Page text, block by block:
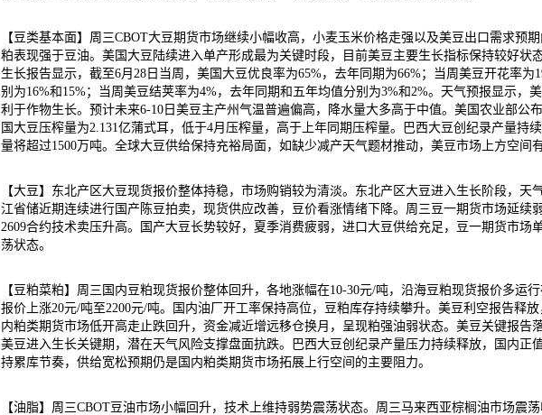
【豆类基本面】周三CBOT大豆期货市场继续小幅收高，小麦玉米价格走强以及美豆出口需求预
粕表现强于豆油。美国大豆陆续进入单产形成最为关键时段，目前美豆主要生长指标保持较好状
生长报告显示，截至6月28日当周，美国大豆优良率为65%，去年同期为66%；当周美豆开花率为
别为16%和15%；当周美豆结荚率为4%，去年同期和五年均值分别为3%和2%。天气预报显示，
利于作物生长。预计未来6-10日美豆主产州气温普遍偏高，降水量大多高于中值。美国农业部公
国大豆压榨量为2.131亿蒲式耳，低于4月压榨量，高于上年同期压榨量。巴西大豆创纪录产量持
量将超过1500万吨。全球大豆供给保持充裕局面，如缺少减产天气题材推动，美豆市场上方空间有
【大豆】东北产区大豆现货报价整体持稳，市场购销较为清淡。东北产区大豆进入生长阶段，天
江省储近期连续进行国产陈豆拍卖，现货供应改善，豆价看涨情绪下降。周三豆一期货市场延续
2609合约技术卖压升高。国产大豆长势较好，夏季消费疲弱，进口大豆供给充足，豆一期货市场
荡状态。
【豆粕菜粕】周三国内豆粕现货报价整体回升，各地涨幅在10-30元/吨，沿海豆粕现货报价多运
报价上涨20元/吨至2200元/吨。国内油厂开工率保持高位，豆粕库存持续攀升。美豆利空报告释
内粕类期货市场低开高走止跌回升，资金减近增远移仓换月，呈现粕强油弱状态。美豆关键报告
美豆进入生长关键期，潜在天气风险支撑盘面抗跌。巴西大豆创纪录产量压力持续释放，国内正
持累库节奏，供给宽松预期仍是国内粕类期货市场拓展上行空间的主要阻力。
【油脂】周三CBOT豆油市场小幅回升，技术上维持弱势震荡状态。周三马来西亚棕榈油市场震